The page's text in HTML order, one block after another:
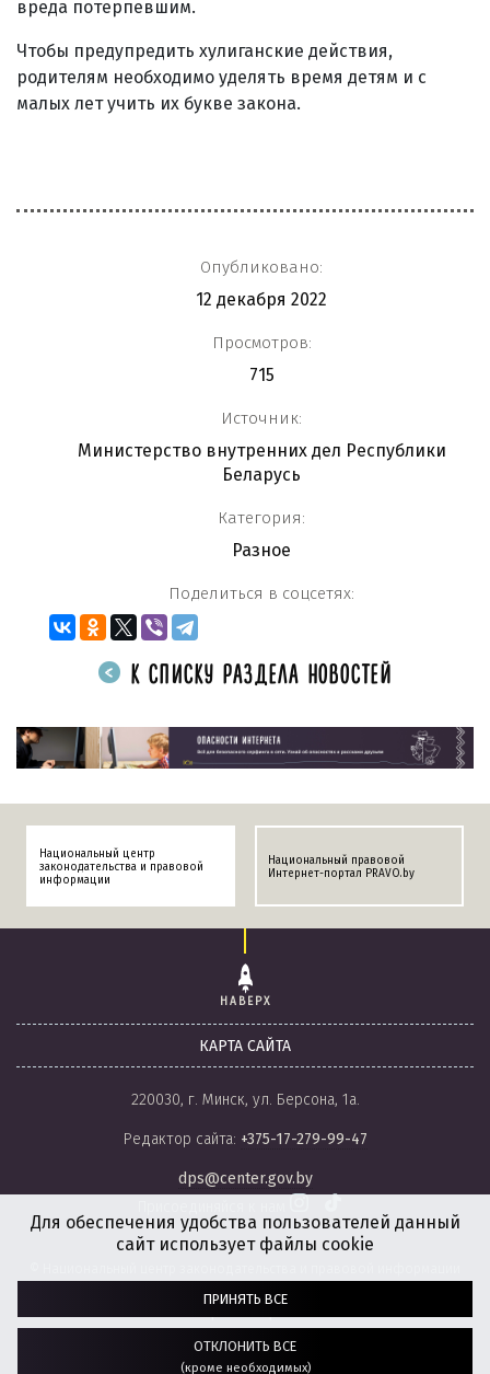
вреда потерпевшим.
Чтобы предупредить хулиганские действия,
родителям необходимо уделять время детям и с
малых лет учить их букве закона.
Опубликовано:
12 декабря 2022
Просмотров:
715
Источник:
Министерство внутренних дел Республики
Беларусь
Категория:
Разное
Поделиться в соцсетях:
К СПИСКУ РАЗДЕЛА НОВОСТЕЙ
Национальный центр
законодательства и правовой
информации
Национальный правовой
Интернет-портал PRAVO.by
НАВЕРХ
КАРТА САЙТА
220030, г. Минск, ул. Берсона, 1а.
Редактор сайта: +375-17-279-99-47
dps@center.gov.by
Республики Беларусь, 2008-2026.
Для обеспечения удобства пользователей данный
сайт использует файлы cookie
ПРИНЯТЬ ВСЕ
ОТКЛОНИТЬ ВСЕ
(кроме необходимых)